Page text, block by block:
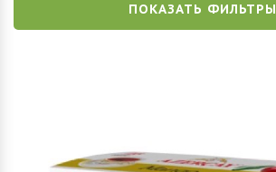
ПОКАЗАТЬ ФИЛЬТРЫ